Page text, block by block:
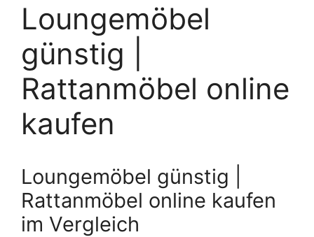
Loungemöbel
günstig |
Rattanmöbel online
kaufen
Loungemöbel günstig |
Rattanmöbel online kaufen
im Vergleich